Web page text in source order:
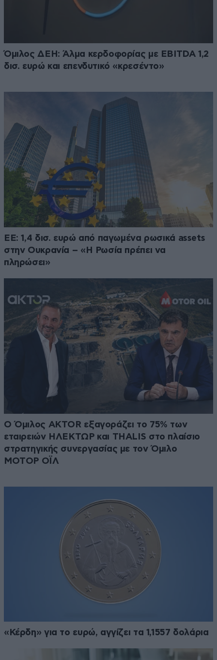
Όμιλος ΔΕΗ: Άλμα κερδοφορίας με EBITDA 1,2
δισ. ευρώ και επενδυτικό «κρεσέντο»
ΕΕ: 1,4 δισ. ευρώ από παγωμένα ρωσικά assets
στην Ουκρανία – «Η Ρωσία πρέπει να
πληρώσει»
Ο Όμιλος AKTOR εξαγοράζει το 75% των
εταιρειών ΗΛΕΚΤΩΡ και THALIS στο πλαίσιο
στρατηγικής συνεργασίας με τον Όμιλο
ΜΟΤΟΡ ΟΪΛ
«Κέρδη» για το ευρώ, αγγίζει τα 1,1557 δολάρια